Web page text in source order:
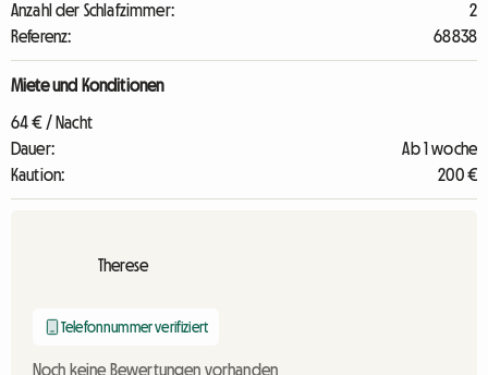
Anzahl der Schlafzimmer:
2
Referenz:
68838
Miete und Konditionen
64 € / Nacht
Dauer:
Ab 1 woche
Kaution:
200 €
Therese
Telefonnummer verifiziert
Noch keine Bewertungen vorhanden